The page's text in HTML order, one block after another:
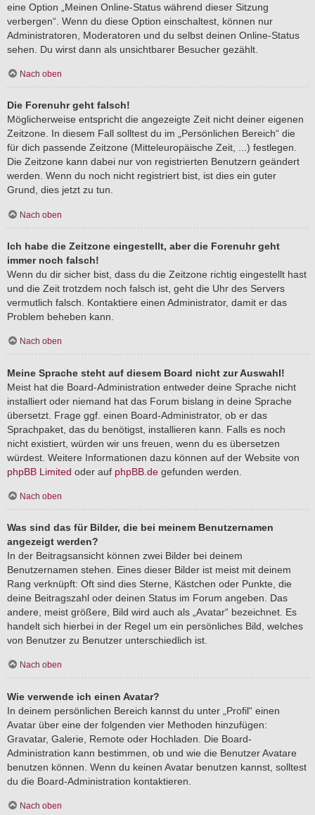
eine Option „Meinen Online-Status während dieser Sitzung
verbergen“. Wenn du diese Option einschaltest, können nur
Administratoren, Moderatoren und du selbst deinen Online-Status
sehen. Du wirst dann als unsichtbarer Besucher gezählt.
Nach oben
Die Forenuhr geht falsch!
Möglicherweise entspricht die angezeigte Zeit nicht deiner eigenen
Zeitzone. In diesem Fall solltest du im „Persönlichen Bereich“ die
für dich passende Zeitzone (Mitteleuropäische Zeit, ...) festlegen.
Die Zeitzone kann dabei nur von registrierten Benutzern geändert
werden. Wenn du noch nicht registriert bist, ist dies ein guter
Grund, dies jetzt zu tun.
Nach oben
Ich habe die Zeitzone eingestellt, aber die Forenuhr geht
immer noch falsch!
Wenn du dir sicher bist, dass du die Zeitzone richtig eingestellt hast
und die Zeit trotzdem noch falsch ist, geht die Uhr des Servers
vermutlich falsch. Kontaktiere einen Administrator, damit er das
Problem beheben kann.
Nach oben
Meine Sprache steht auf diesem Board nicht zur Auswahl!
Meist hat die Board-Administration entweder deine Sprache nicht
installiert oder niemand hat das Forum bislang in deine Sprache
übersetzt. Frage ggf. einen Board-Administrator, ob er das
Sprachpaket, das du benötigst, installieren kann. Falls es noch
nicht existiert, würden wir uns freuen, wenn du es übersetzen
würdest. Weitere Informationen dazu können auf der Website von
phpBB Limited oder auf phpBB.de gefunden werden.
Nach oben
Was sind das für Bilder, die bei meinem Benutzernamen
angezeigt werden?
In der Beitragsansicht können zwei Bilder bei deinem
Benutzernamen stehen. Eines dieser Bilder ist meist mit deinem
Rang verknüpft: Oft sind dies Sterne, Kästchen oder Punkte, die
deine Beitragszahl oder deinen Status im Forum angeben. Das
andere, meist größere, Bild wird auch als „Avatar“ bezeichnet. Es
handelt sich hierbei in der Regel um ein persönliches Bild, welches
von Benutzer zu Benutzer unterschiedlich ist.
Nach oben
Wie verwende ich einen Avatar?
In deinem persönlichen Bereich kannst du unter „Profil“ einen
Avatar über eine der folgenden vier Methoden hinzufügen:
Gravatar, Galerie, Remote oder Hochladen. Die Board-
Administration kann bestimmen, ob und wie die Benutzer Avatare
benutzen können. Wenn du keinen Avatar benutzen kannst, solltest
du die Board-Administration kontaktieren.
Nach oben